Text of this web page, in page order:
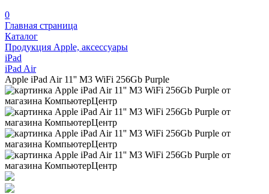
0
Главная страница
Каталог
Продукция Apple, аксессуары
iPad
iPad Air
Apple iPad Air 11'' M3 WiFi 256Gb Purple